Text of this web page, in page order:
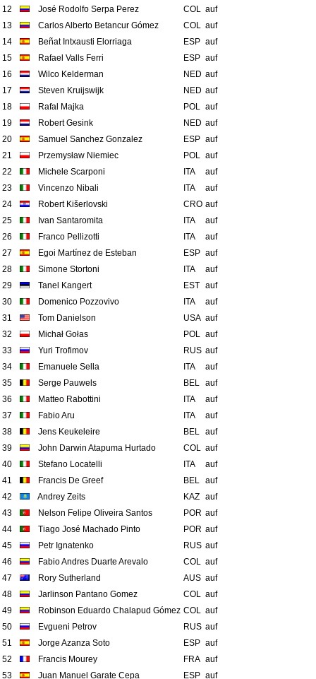
12
José Rodolfo Serpa Perez COL auf
13
Carlos Alberto Betancur Gómez COL auf
14
Beñat Intxausti Elorriaga ESP auf
15
Rafael Valls Ferri ESP auf
16
Wilco Kelderman NED auf
17
Steven Kruijswijk NED auf
18
Rafal Majka POL auf
19
Robert Gesink NED auf
20
Samuel Sanchez Gonzalez ESP auf
21
Przemysław Niemiec POL auf
22
Michele Scarponi ITA
auf
23
Vincenzo Nibali ITA
auf
24
Robert Kišerlovski CRO auf
25
Ivan Santaromita ITA
auf
26
Franco Pellizotti ITA
auf
27
Egoi Martínez de Esteban ESP auf
28
Simone Stortoni ITA
auf
29
Tanel Kangert EST auf
30
Domenico Pozzovivo ITA
auf
31
Tom Danielson USA auf
32
Michał Gołas POL auf
33
Yuri Trofimov RUS auf
34
Emanuele Sella ITA
auf
35
Serge Pauwels BEL auf
36
Matteo Rabottini ITA
auf
37
Fabio Aru ITA
auf
38
Jens Keukeleire BEL auf
39
John Darwin Atapuma Hurtado COL auf
40
Stefano Locatelli ITA
auf
41
Francis De Greef BEL auf
42
Andrey Zeits KAZ auf
43
Nelson Felipe Oliveira Santos POR auf
44
Tiago José Machado Pinto POR auf
45
Petr Ignatenko RUS auf
46
Fabio Andres Duarte Arevalo COL auf
47
Rory Sutherland AUS auf
48
Jarlinson Pantano Gomez COL auf
49
Robinson Eduardo Chalapud Gómez COL auf
50
Evgueni Petrov RUS auf
51
Jorge Azanza Soto ESP auf
52
Francis Mourey FRA auf
53
Juan Manuel Garate Cepa ESP auf